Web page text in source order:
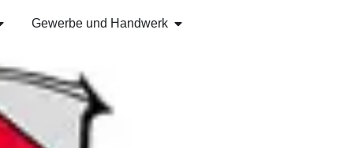
Gewerbe und Handwerk